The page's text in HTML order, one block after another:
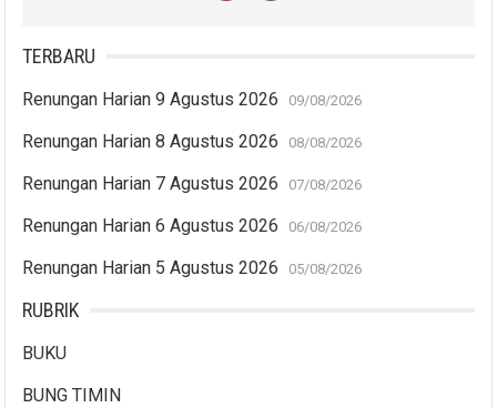
TERBARU
Renungan Harian 9 Agustus 2026 09/08/2026
Renungan Harian 8 Agustus 2026 08/08/2026
Renungan Harian 7 Agustus 2026 07/08/2026
Renungan Harian 6 Agustus 2026 06/08/2026
Renungan Harian 5 Agustus 2026 05/08/2026
RUBRIK
BUKU
BUNG TIMIN